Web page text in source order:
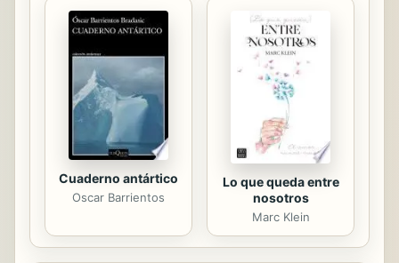
Cuaderno antártico
Oscar Barrientos
Lo que queda entre
nosotros
Marc Klein